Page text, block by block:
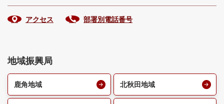
アクセス 部署別電話番号
地域振興局
鹿角地域 北秋田地域